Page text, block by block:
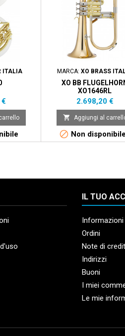
ITALIA MARCA: XO BRASS
XO BB
XO1646RL
Prezzo
2.698,20 €
 Aggiungi al
 Non disponibile
IL TUO
Ordini
Note di
Indirizzi
Buoni
I miei
Le mie